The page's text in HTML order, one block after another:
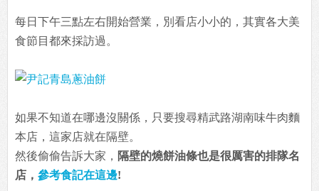
每日下午三點左右開始營業，別看店小小的，其實各大美
食節目都來採訪過。
如果不知道在哪邊沒關係，只要搜尋精武路湖南味牛肉麵
本店，這家店就在隔壁。
然後偷偷告訴大家， 隔壁的燒餅油條也是很厲害的排隊名
店， 參考食記在這邊!